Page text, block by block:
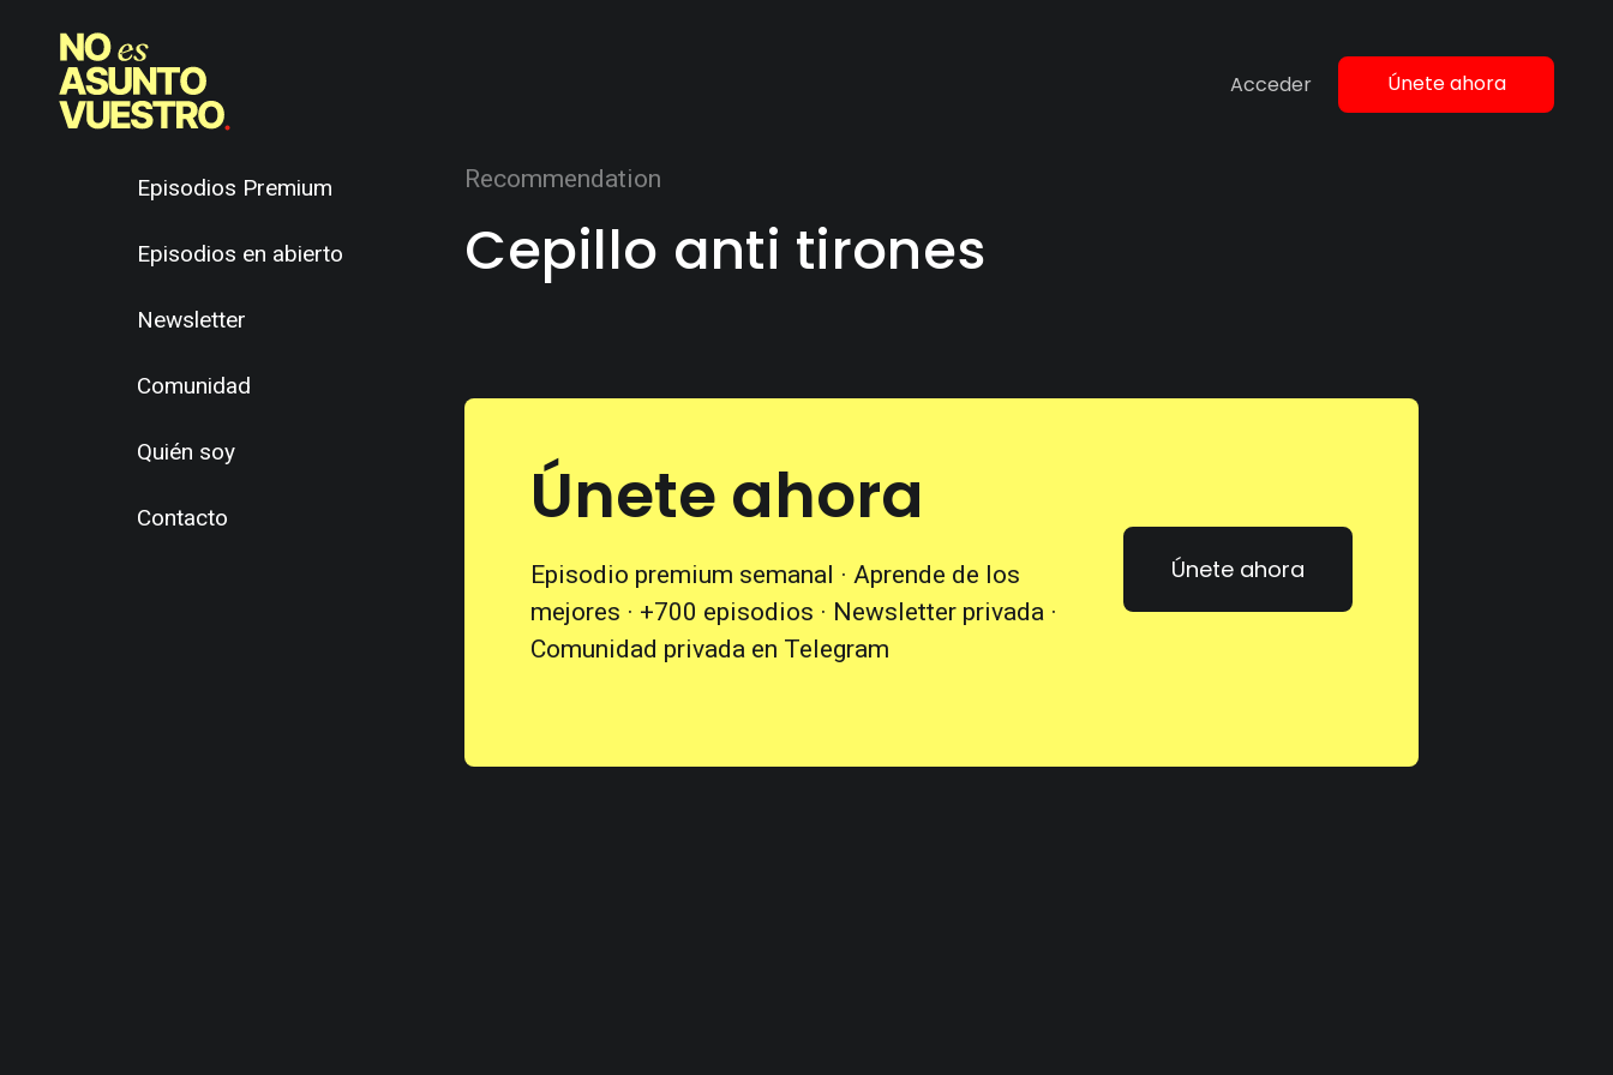
Acceder Únete ahora
Episodios Premium
Episodios en abierto
Newsletter
Comunidad
Quién soy
Contacto
Recommendation
Cepillo anti tirones
Únete ahora
Episodio premium semanal · Aprende de los
mejores · +700 episodios · Newsletter privada ·
Comunidad privada en Telegram
Únete ahora